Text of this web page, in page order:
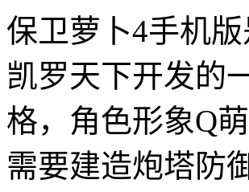
保卫萝卜4手机
凯罗天下开发的
格，角色形象Q
需要建造炮塔防